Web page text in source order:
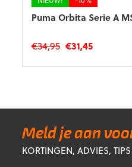
Puma Orbita Serie A
€34,95 Oorspronkelijke
€31,45Huidige
Meld je aan
KORTINGEN, ADVIES,